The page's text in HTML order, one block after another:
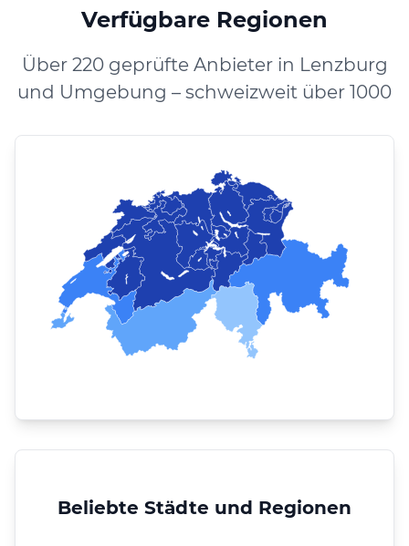
Verfügbare Regionen
Über 220 geprüfte Anbieter in Lenzburg
und Umgebung – schweizweit über 1000
Beliebte Städte und Regionen